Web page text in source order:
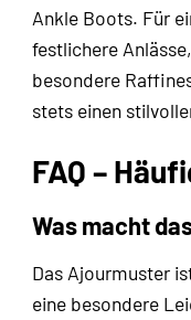
Ankle Boots. Für
festlichere
besondere
stets einen
FAQ –
Was macht
Das Ajourmuster
eine besondere